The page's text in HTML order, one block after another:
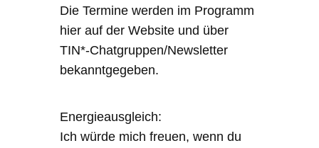
Die Termine werden im Programm
hier auf der Website und über
TIN*-Chatgruppen/Newsletter
bekanntgegeben.
Energieausgleich:
Ich würde mich freuen, wenn du